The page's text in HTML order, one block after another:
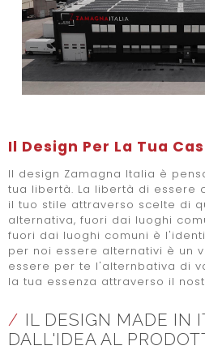
Il Design Per La Tua
Il design Zamagna Italia è
tua libertà. La libertà di essere
il tuo stile attraverso scelte di
alternativa, fuori dai luoghi
fuori dai luoghi comuni è
per noi essere alternativi è un
essere per te l'alternbativa di
la tua essenza attraverso il
/ IL DESIGN MADE IN
DALL'IDEA AL